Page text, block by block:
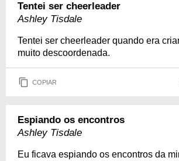
Tentei ser cheerleader
Ashley Tisdale
Tentei ser cheerleader quando era
muito descoordenada.
COPIAR
Espiando os encontros
Ashley Tisdale
Eu ficava espiando os encontros da